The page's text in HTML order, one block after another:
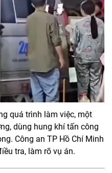
quá trình làm việc, một
dùng hung khí tấn công
Công an TP Hồ Chí Minh
tra, làm rõ vụ án.